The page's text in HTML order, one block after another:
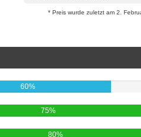
* Preis wurde zuletzt am 2.
60%
75%
80%